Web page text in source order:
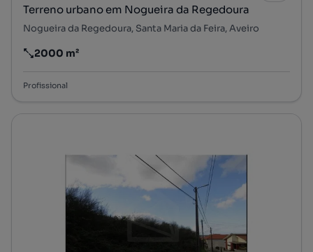
Terreno urbano em Nogueira da Regedoura
Nogueira da Regedoura, Santa Maria da Feira, Aveiro
Preço por metro quadrado
2000 m²
Profissional